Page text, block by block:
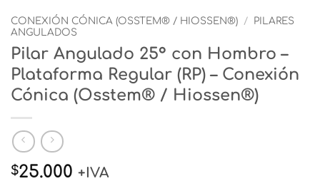
CONEXIÓN CÓNICA (OSSTEM® / HIOSSEN®) /
PILARES
ANGULADOS
Pilar Angulado 25° con Hombro –
Plataforma Regular (RP) – Conexión
Cónica (Osstem® / Hiossen®)
$25.000 +IVA